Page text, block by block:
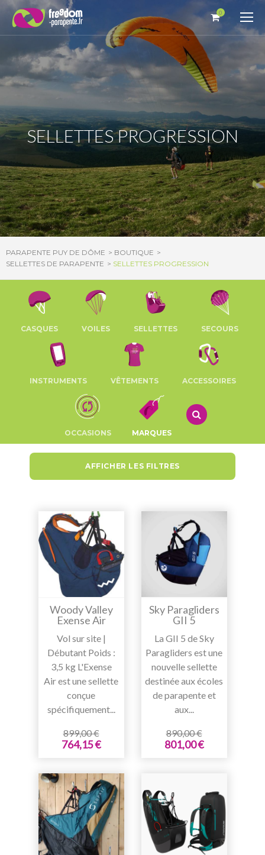
0
SELLETTES PROGRESSION
PARAPENTE PUY DE DÔME
BOUTIQUE
SELLETTES DE PARAPENTE
SELLETTES PROGRESSION
CASQUES VOILES SELLETTES SECOURS
INSTRUMENTS VÊTEMENTS ACCESSOIRES
OCCASIONS MARQUES
AFFICHER LES FILTRES
Woody Valley
Exense Air
Vol sur site |
Débutant Poids :
3,5 kg L'Exense
Air est une sellette
conçue
spécifiquement...
899,00 €
764,15 €
Sky Paragliders
GII 5
La GII 5 de Sky
Paragliders est une
nouvelle sellette
destinée aux écoles
de parapente et
aux...
890,00 €
801,00 €
Panneau de gestion des cookies